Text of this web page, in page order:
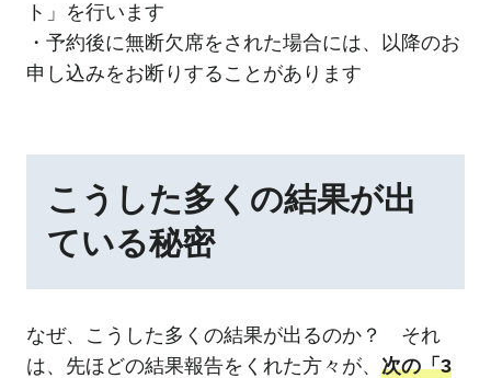
ト」を行います
・予約後に無断欠席をされた場合には、以降のお
申し込みをお断りすることがあります
こうした多くの結果が出
ている秘密
なぜ、こうした多くの結果が出るのか？ それ
は、先ほどの結果報告をくれた方々が、 次の「3